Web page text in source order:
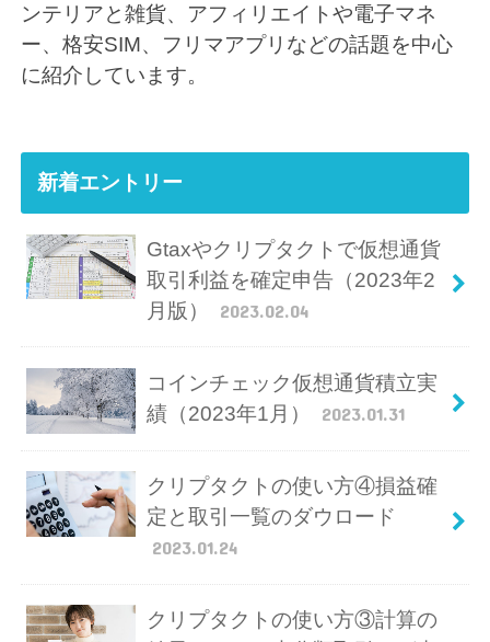
ンテリアと雑貨、アフィリエイトや電子マネ
ー、格安SIM、フリマアプリなどの話題を中心
に紹介しています。
新着エントリー
Gtaxやクリプタクトで仮想通貨
取引利益を確定申告（2023年2
月版）
2023.02.04
コインチェック仮想通貨積立実
績（2023年1月）
2023.01.31
クリプタクトの使い方④損益確
定と取引一覧のダウロード
2023.01.24
クリプタクトの使い方③計算の